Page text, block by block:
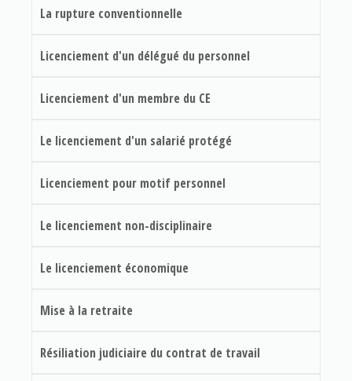
La rupture conventionnelle
Licenciement d'un délégué du personnel
Licenciement d'un membre du CE
Le licenciement d'un salarié protégé
Licenciement pour motif personnel
Le licenciement non-disciplinaire
Le licenciement économique
Mise à la retraite
Résiliation judiciaire du contrat de travail